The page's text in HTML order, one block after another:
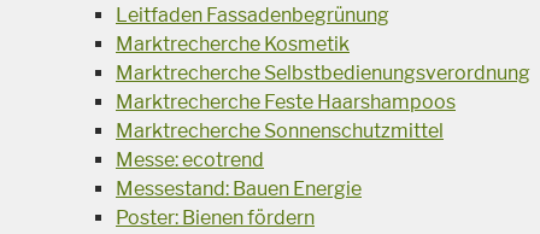
Leitfaden Fassadenbegrünung
Marktrecherche Kosmetik
Marktrecherche Selbstbedienungsverordnung
Marktrecherche Feste Haarshampoos
Marktrecherche Sonnenschutzmittel
Messe: ecotrend
Messestand: Bauen Energie
Poster: Bienen fördern